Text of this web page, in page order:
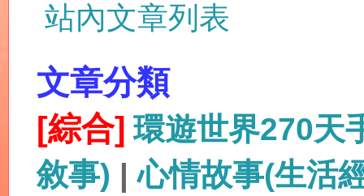
站內文章列表
文章分類
[綜合] 環遊世界270天
敘事) |心情故事(生活